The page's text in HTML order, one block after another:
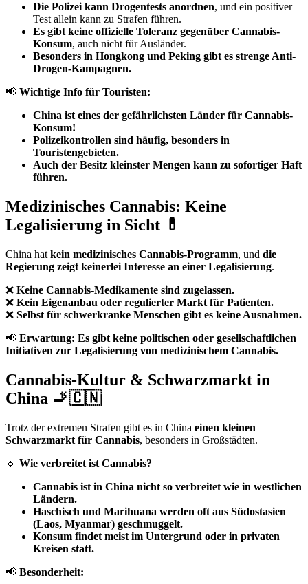
Die Polizei kann Drogentests anordnen, und ein positiver
Test allein kann zu Strafen führen.
Es gibt keine offizielle Toleranz gegenüber Cannabis-
Konsum, auch nicht für Ausländer.
Besonders in Hongkong und Peking gibt es strenge Anti-
Drogen-Kampagnen.
📢 Wichtige Info für Touristen:
China ist eines der gefährlichsten Länder für Cannabis-
Konsum!
Polizeikontrollen sind häufig, besonders in
Touristengebieten.
Auch der Besitz kleinster Mengen kann zu sofortiger Haft
führen.
Medizinisches Cannabis: Keine
Legalisierung in Sicht 💊
China hat kein medizinisches Cannabis-Programm, und die
Regierung zeigt keinerlei Interesse an einer Legalisierung.
❌ Keine Cannabis-Medikamente sind zugelassen.
❌ Kein Eigenanbau oder regulierter Markt für Patienten.
❌ Selbst für schwerkranke Menschen gibt es keine Ausnahmen.
📢 Erwartung: Es gibt keine politischen oder gesellschaftlichen
Initiativen zur Legalisierung von medizinischem Cannabis.
Cannabis-Kultur & Schwarzmarkt in
China 🚬🇨🇳
Trotz der extremen Strafen gibt es in China einen kleinen
Schwarzmarkt für Cannabis, besonders in Großstädten.
🔹 Wie verbreitet ist Cannabis?
Cannabis ist in China nicht so verbreitet wie in westlichen
Ländern.
Haschisch und Marihuana werden oft aus Südostasien
(Laos, Myanmar) geschmuggelt.
Konsum findet meist im Untergrund oder in privaten
Kreisen statt.
📢 Besonderheit: